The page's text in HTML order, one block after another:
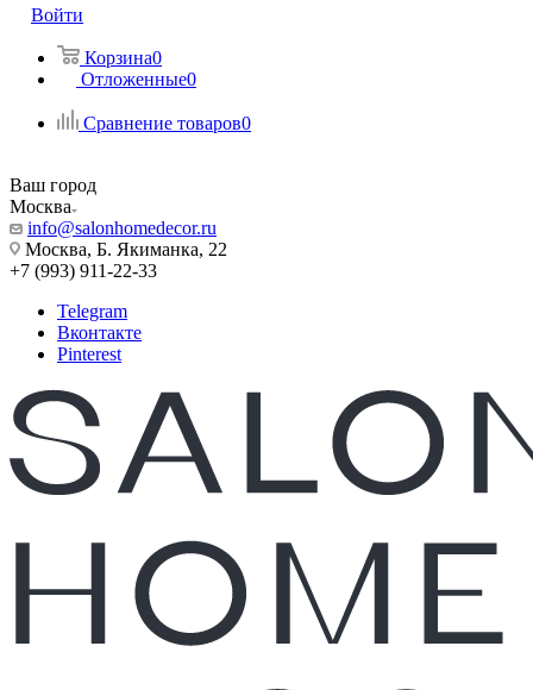
Войти
Корзина0
Отложенные0
Сравнение товаров0
Ваш город
Москва
info@salonhomedecor.ru
Москва, Б. Якиманка, 22
+7 (993) 911-22-33
Telegram
Вконтакте
Pinterest